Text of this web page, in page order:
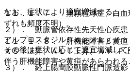
１１．１．７． 無顆粒球症、白血
ずれも頻度不明）。
１１．１．８． 肝機能障害、黄疸
ＡＳＴ上昇、ＡＬＴ上昇、Ａｌ−Ｐ
伴う肝機能障害や黄疸があらわれる
なお、症状により適宜増減する。
２）． 動脈管依存性先天性心疾患
アルプロスタジル５ｎｇ／ｋｇ／ｍ
その後は症状に応じて適宜増減し
３）． 経上腸間膜動脈性門脈造影